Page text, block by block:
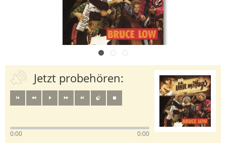
Jetzt probehören:
0:00 0:00